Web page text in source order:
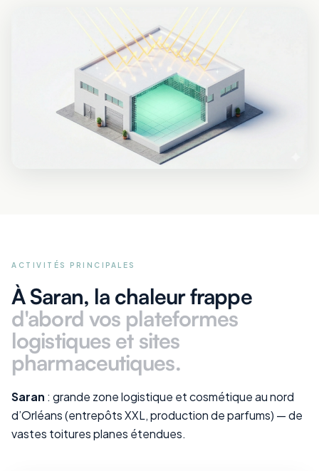
ACTIVITÉS PRINCIPALES
À Saran, la chaleur frappe
d'abord vos plateformes
logistiques et sites
pharmaceutiques.
Saran : grande zone logistique et cosmétique au nord
d’Orléans (entrepôts XXL, production de parfums) — de
vastes toitures planes étendues.